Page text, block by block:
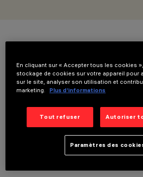
COULEUR
COMPOSANTS
En cliquant sur « Accepter tous les cookies
stockage de cookies sur votre appareil pour
sur le site, analyser son utilisation et
marketing.
Plus d’informations
Tout refuser Autoriser
Paramètres des